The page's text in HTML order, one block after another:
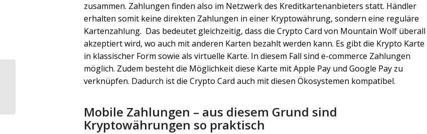
zusammen. Zahlungen finden also im Netzwerk des Kreditkartenanbieters statt. Händler
erhalten somit keine direkten Zahlungen in einer Kryptowährung, sondern eine reguläre
Kartenzahlung. Das bedeutet gleichzeitig, dass die Crypto Card von Mountain Wolf überall
akzeptiert wird, wo auch mit anderen Karten bezahlt werden kann. Es gibt die Krypto Karte
in klassischer Form sowie als virtuelle Karte. In diesem Fall sind e-commerce Zahlungen
möglich. Zudem besteht die Möglichkeit diese Karte mit Apple Pay und Google Pay zu
verknüpfen. Dadurch ist die Crypto Card auch mit diesen Ökosystemen kompatibel.
Mobile Zahlungen – aus diesem Grund sind
Kryptowährungen so praktisch